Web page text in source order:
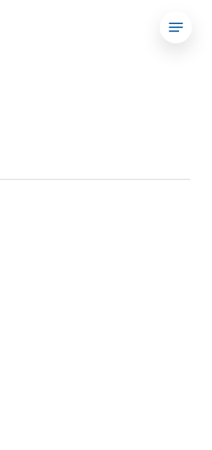
Menu